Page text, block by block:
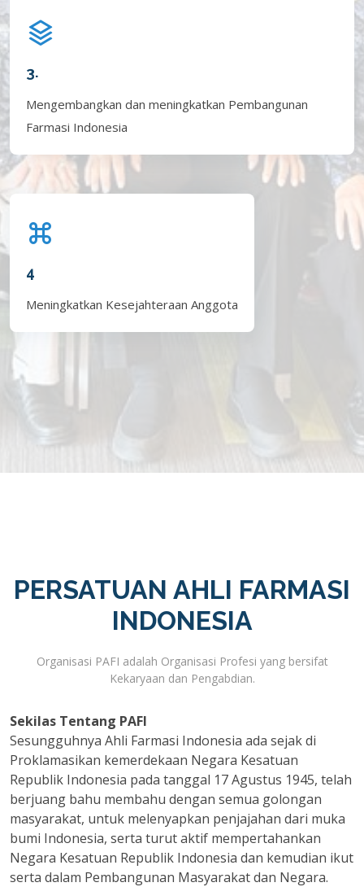
3.
Mengembangkan dan meningkatkan Pembangunan
Farmasi Indonesia
4
Meningkatkan Kesejahteraan Anggota
PERSATUAN AHLI FARMASI
INDONESIA
Organisasi PAFI adalah Organisasi Profesi yang bersifat
Kekaryaan dan Pengabdian.
Sekilas Tentang PAFI
Sesungguhnya Ahli Farmasi Indonesia ada sejak di
Proklamasikan kemerdekaan Negara Kesatuan
Republik Indonesia pada tanggal 17 Agustus 1945, telah
berjuang bahu membahu dengan semua golongan
masyarakat, untuk melenyapkan penjajahan dari muka
bumi Indonesia, serta turut aktif mempertahankan
Negara Kesatuan Republik Indonesia dan kemudian ikut
serta dalam Pembangunan Masyarakat dan Negara.